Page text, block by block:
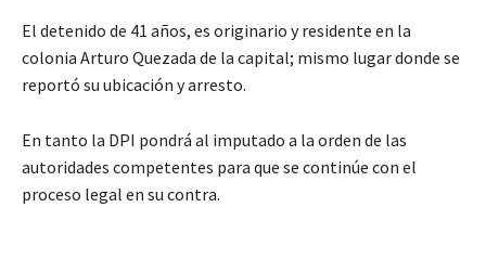
El detenido de 41 años, es originario y residente en la
colonia Arturo Quezada de la capital; mismo lugar donde se
reportó su ubicación y arresto.
En tanto la DPI pondrá al imputado a la orden de las
autoridades competentes para que se continúe con el
proceso legal en su contra.